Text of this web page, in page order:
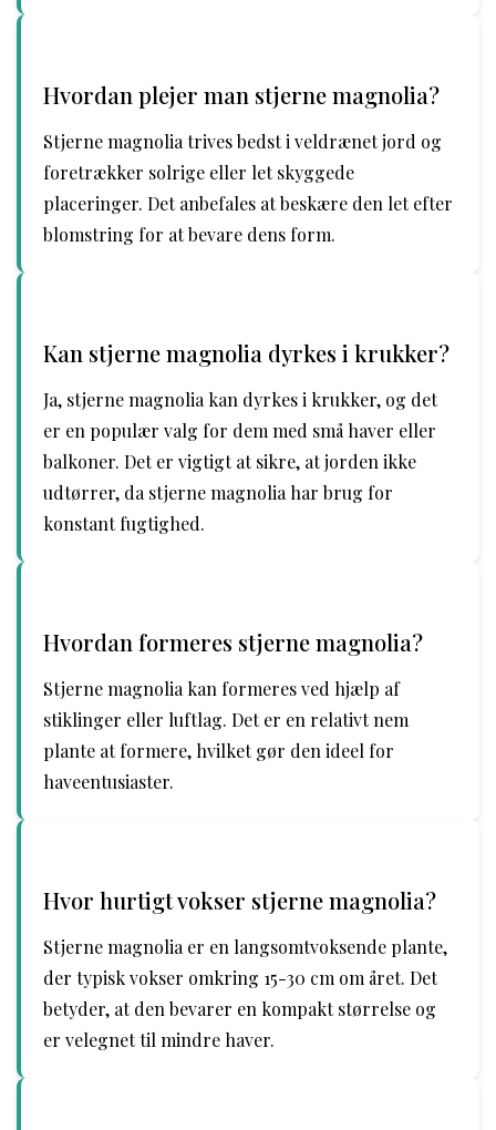
Hvordan plejer man stjerne magnolia?
Stjerne magnolia trives bedst i veldrænet jord og
foretrækker solrige eller let skyggede
placeringer. Det anbefales at beskære den let efter
blomstring for at bevare dens form.
Kan stjerne magnolia dyrkes i krukker?
Ja, stjerne magnolia kan dyrkes i krukker, og det
er en populær valg for dem med små haver eller
balkoner. Det er vigtigt at sikre, at jorden ikke
udtørrer, da stjerne magnolia har brug for
konstant fugtighed.
Hvordan formeres stjerne magnolia?
Stjerne magnolia kan formeres ved hjælp af
stiklinger eller luftlag. Det er en relativt nem
plante at formere, hvilket gør den ideel for
haveentusiaster.
Hvor hurtigt vokser stjerne magnolia?
Stjerne magnolia er en langsomtvoksende plante,
der typisk vokser omkring 15-30 cm om året. Det
betyder, at den bevarer en kompakt størrelse og
er velegnet til mindre haver.